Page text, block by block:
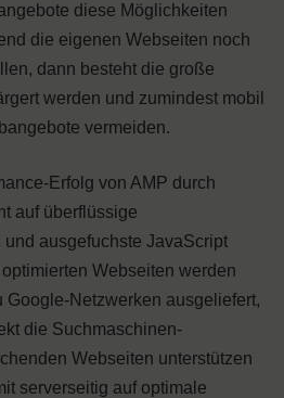
diese Möglichkeiten
die eigenen Webseiten noch
dann besteht die große
werden und zumindest mobil
vermeiden.
Erfolg von AMP durch
auf überflüssige
ausgefuchste JavaScript
Webseiten werden
Google-Netzwerken ausgeliefert,
die Suchmaschinen-
Webseiten unterstützen
serverseitig auf optimale